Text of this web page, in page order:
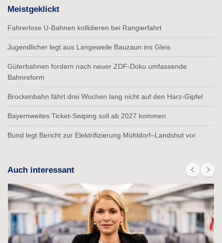
Meistgeklickt
Fahrerlose U-Bahnen kollidieren bei Rangierfahrt
Jugendlicher legt aus Langeweile Bauzaun ins Gleis
Güterbahnen fordern nach neuer ZDF-Doku umfassende
Bahnreform
Brockenbahn fährt drei Wochen lang nicht auf den Harz-Gipfel
Bayernweites Ticket-Swiping soll ab 2027 kommen
Bund legt Bericht zur Elektrifizierung Mühldorf–Landshut vor
Auch interessant